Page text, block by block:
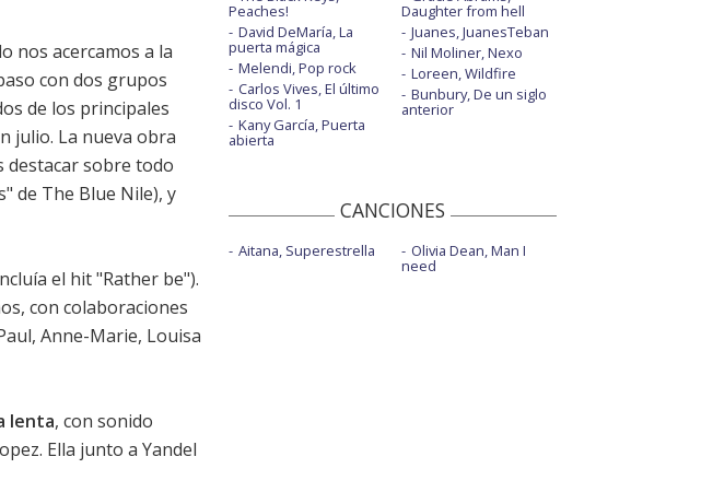
nos acercamos a la
con dos grupos
de los principales
julio. La nueva obra
destacar sobre todo
de The Blue Nile), y
el hit "Rather be").
con colaboraciones
Anne-Marie, Louisa
lenta, con sonido
Ella junto a Yandel
Peaches!
David DeMaría, La
puerta mágica
Melendi, Pop rock
Carlos Vives, El último
disco Vol. 1
Kany García, Puerta
abierta
Daughter from hell
Juanes, JuanesTeban
Nil Moliner, Nexo
Loreen, Wildfire
Bunbury, De un siglo
anterior
CANCIONES
Aitana, Superestrella Olivia Dean, Man I
need